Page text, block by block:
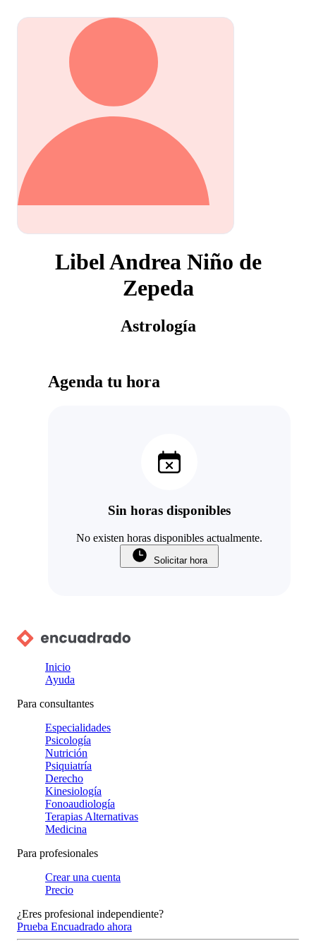
Libel Andrea Niño de
Zepeda
Astrología
Agenda tu hora
Sin horas disponibles
No existen horas disponibles actualmente.
Solicitar hora
Inicio
Ayuda
Para consultantes
Especialidades
Psicología
Nutrición
Psiquiatría
Derecho
Kinesiología
Fonoaudiología
Terapias Alternativas
Medicina
Para profesionales
Crear una cuenta
Precio
¿Eres profesional independiente?
Prueba Encuadrado ahora